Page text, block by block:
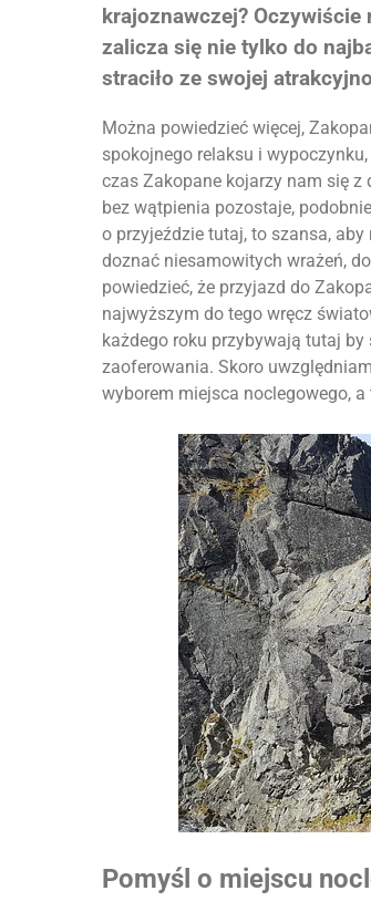
krajoznawczej?
zalicza się nie tylko do
straciło ze swojej
Można powiedzieć więcej,
spokojnego relaksu i
czas Zakopane kojarzy nam się
bez wątpienia pozostaje,
o przyjeździe tutaj, to szansa,
doznać niesamowitych wrażeń,
powiedzieć, że przyjazd do
najwyższym do tego wręcz
każdego roku przybywają tutaj
zaoferowania. Skoro
wyborem miejsca noclegowego,
Pomyśl o miejscu